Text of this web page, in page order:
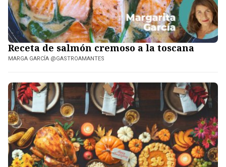
Receta de salmón cremoso a la toscana
MARGA GARCÍA @GASTROAMANTES